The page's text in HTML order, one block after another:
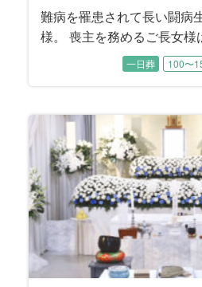
難病を罹患されて長い闘病
様。 喪主を務めるご長女様
族もほとんど面会できない
とおっしゃいました。 最後
のお姿だけでなく、元気で
様の思い出に囲まれたご葬
れました。
一日葬 100〜